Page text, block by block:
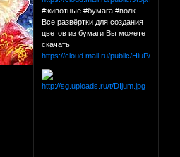
#животные #бумага #волк
Все развёртки для создания
цветов из бумаги Вы можете
скачать
https://cloud.mail.ru/public/HiuP/